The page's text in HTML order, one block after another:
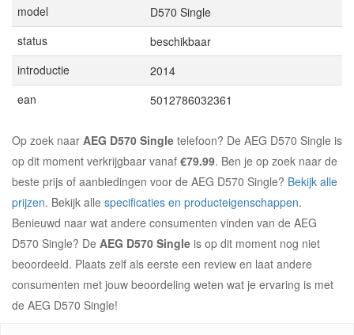
model
D570 Single
status
beschikbaar
introductie
2014
ean
5012786032361
Op zoek naar AEG D570 Single telefoon? De AEG D570 Single is
op dit moment verkrijgbaar vanaf €79.99. Ben je op zoek naar de
beste prijs of aanbiedingen voor de AEG D570 Single? Bekijk alle
prijzen. Bekijk alle specificaties en producteigenschappen.
Benieuwd naar wat andere consumenten vinden van de AEG
D570 Single? De AEG D570 Single is op dit moment nog niet
beoordeeld. Plaats zelf als eerste een review en laat andere
consumenten met jouw beoordeling weten wat je ervaring is met
de AEG D570 Single!